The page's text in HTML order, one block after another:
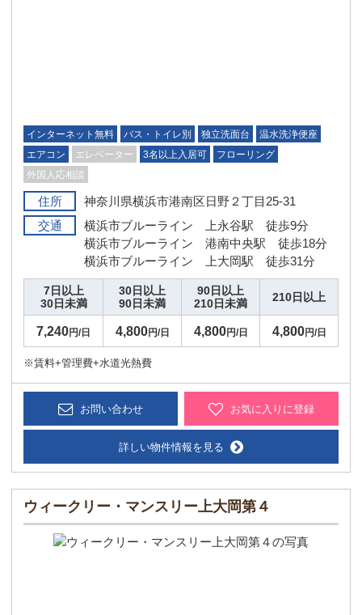
インターネット無料 バス・トイレ別 独立洗面台
温水洗浄便座
エアコン
エレベーター 3名以上入居可
フローリング
外国人応相談
住所
神奈川県横浜市港南区日野２丁目25-31
交通
横浜市ブルーライン 上永谷駅 徒歩9分
横浜市ブルーライン 港南中央駅 徒歩18分
横浜市ブルーライン 上大岡駅 徒歩31分
7日以上
30日未満
30日以上
90日未満
90日以上
210日未満
210日以上
7,240円/日 4,800円/日 4,800円/日 4,800円/日
※賃料+管理費+水道光熱費
お問い合わせ お気に入りに登録
詳しい物件情報を見る
ウィークリー・マンスリー上大岡第４